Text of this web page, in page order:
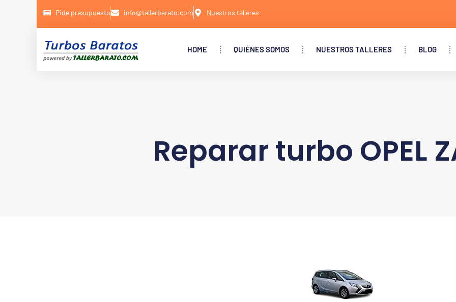
Pide presupuesto info@tallerbarato.com Nuestros talleres
HOME QUIÉNES SOMOS NUESTROS TALLERES BLOG
Reparar turbo OPEL